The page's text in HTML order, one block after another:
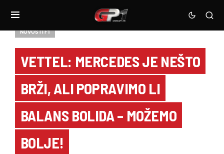
NOVOSTI F1
VETTEL: MERCEDES JE NEŠTO
BRŽI, ALI POPRAVIMO LI
BALANS BOLIDA – MOŽEMO
BOLJE!